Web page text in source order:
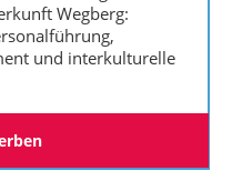
Wegberg:
und interkulturelle